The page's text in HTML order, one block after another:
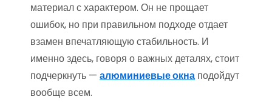
материал с характером. Он не прощает
ошибок, но при правильном подходе отдает
взамен впечатляющую стабильность. И
именно здесь, говоря о важных деталях, стоит
подчеркнуть — алюминиевые окна подойдут
вообще всем.